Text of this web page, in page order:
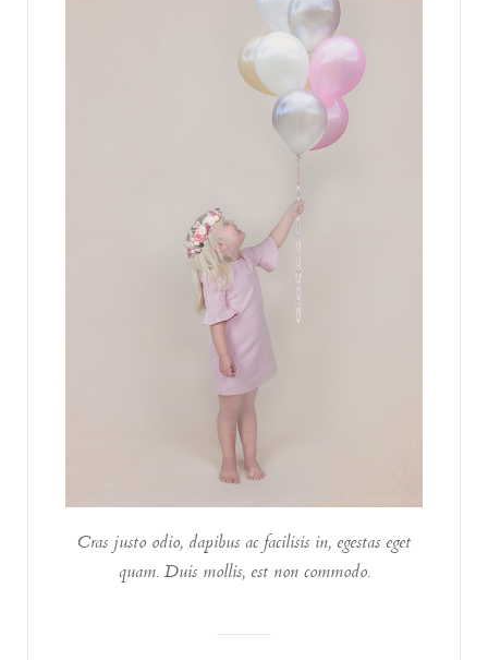
Cras justo odio, dapibus ac facilisis in, egestas eget
quam. Duis mollis, est non commodo.